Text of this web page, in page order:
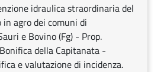
idraulica straordinaria del
agro dei comuni di
e Bovino (Fg) - Prop.
della Capitanata -
e valutazione di incidenza.